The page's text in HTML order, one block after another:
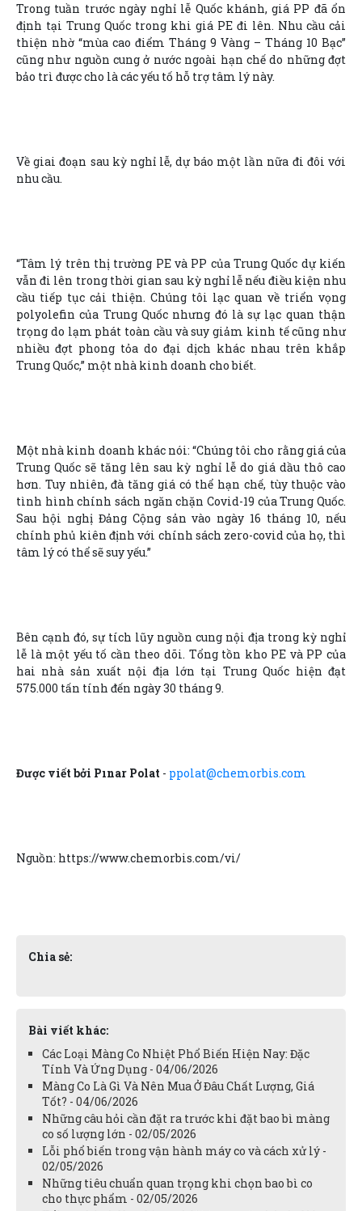
Trong tuần trước ngày nghỉ lễ Quốc khánh, giá PP đã ổn
định tại Trung Quốc trong khi giá PE đi lên. Nhu cầu cải
thiện nhờ “mùa cao điểm Tháng 9 Vàng – Tháng 10 Bạc”
cũng như nguồn cung ở nước ngoài hạn chế do những đợt
bảo trì được cho là các yếu tố hỗ trợ tâm lý này.
Về giai đoạn sau kỳ nghỉ lễ, dự báo một lần nữa đi đôi với
nhu cầu.
“Tâm lý trên thị trường PE và PP của Trung Quốc dự kiến
vẫn đi lên trong thời gian sau kỳ nghỉ lễ nếu điều kiện nhu
cầu tiếp tục cải thiện. Chúng tôi lạc quan về triển vọng
polyolefin của Trung Quốc nhưng đó là sự lạc quan thận
trọng do lạm phát toàn cầu và suy giảm kinh tế cũng như
nhiều đợt phong tỏa do đại dịch khác nhau trên khắp
Trung Quốc,” một nhà kinh doanh cho biết.
Một nhà kinh doanh khác nói: “Chúng tôi cho rằng giá của
Trung Quốc sẽ tăng lên sau kỳ nghỉ lễ do giá dầu thô cao
hơn. Tuy nhiên, đà tăng giá có thể hạn chế, tùy thuộc vào
tình hình chính sách ngăn chặn Covid-19 của Trung Quốc.
Sau hội nghị Đảng Cộng sản vào ngày 16 tháng 10, nếu
chính phủ kiên định với chính sách zero-covid của họ, thì
tâm lý có thể sẽ suy yếu.”
Bên cạnh đó, sự tích lũy nguồn cung nội địa trong kỳ nghỉ
lễ là một yếu tố cần theo dõi. Tổng tồn kho PE và PP của
hai nhà sản xuất nội địa lớn tại Trung Quốc hiện đạt
575.000 tấn tính đến ngày 30 tháng 9.
Được viết bởi Pınar Polat - ppolat@chemorbis.com
Nguồn: https://www.chemorbis.com/vi/
Chia sẻ:
Bài viết khác:
Các Loại Màng Co Nhiệt Phổ Biến Hiện Nay: Đặc
Tính Và Ứng Dụng - 04/06/2026
Màng Co Là Gì Và Nên Mua Ở Đâu Chất Lượng, Giá
Tốt? - 04/06/2026
Những câu hỏi cần đặt ra trước khi đặt bao bì màng
co số lượng lớn - 02/05/2026
Lỗi phổ biến trong vận hành máy co và cách xử lý -
02/05/2026
Những tiêu chuẩn quan trọng khi chọn bao bì co
cho thực phẩm - 02/05/2026